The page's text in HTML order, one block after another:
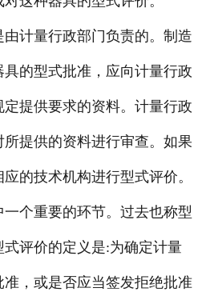
计量行政部门负责的。制造
的型式批准，应向计量行政
提供要求的资料。计量行政
提供的资料进行审查。如果
的技术机构进行型式评价。
个重要的环节。过去也称型
评价的定义是:为确定计量
，或是否应当签发拒绝批准